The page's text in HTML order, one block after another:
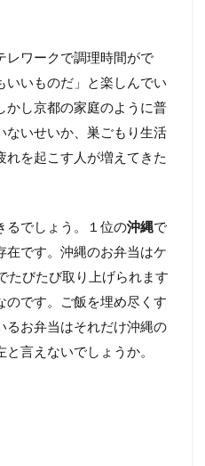
レワークで調理時間がで
いいものだ」と楽しんでい
かし京都の家庭のように普
ないせいか、巣ごもり生活
れを起こす人が増えてきた
るでしょう。１位の沖縄で
在です。沖縄のお弁当はケ
たびたび取り上げられます
のです。ご飯を埋め尽くす
るお弁当はそれだけ沖縄の
言えないでしょうか。